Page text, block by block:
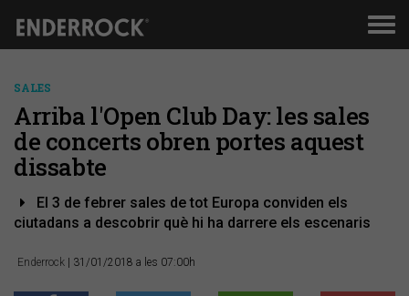
SALES
Arriba l'Open Club Day: les sales
de concerts obren portes aquest
dissabte
El 3 de febrer sales de tot Europa conviden els
ciutadans a descobrir què hi ha darrere els escenaris
Enderrock | 31/01/2018 a les 07:00h